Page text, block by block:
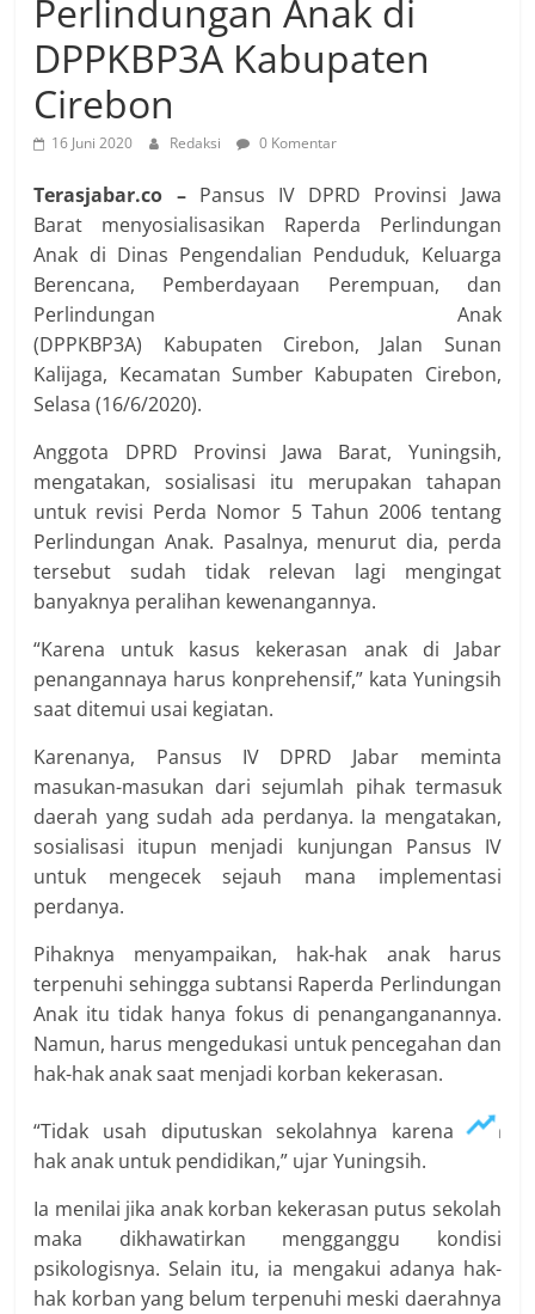
Perlindungan Anak di
DPPKBP3A Kabupaten
Cirebon
16 Juni 2020 Redaksi 0 Komentar
Terasjabar.co –Pansus IV DPRD Provinsi Jawa
Barat menyosialisasikan Raperda Perlindungan
Anak di Dinas Pengendalian Penduduk, Keluarga
Berencana, Pemberdayaan Perempuan, dan
Perlindungan Anak
(DPPKBP3A) Kabupaten Cirebon, Jalan Sunan
Kalijaga, Kecamatan Sumber Kabupaten Cirebon,
Selasa (16/6/2020).
Anggota DPRD Provinsi Jawa Barat, Yuningsih,
mengatakan, sosialisasi itu merupakan tahapan
untuk revisi Perda Nomor 5 Tahun 2006 tentang
Perlindungan Anak. Pasalnya, menurut dia, perda
tersebut sudah tidak relevan lagi mengingat
banyaknya peralihan kewenangannya.
“Karena untuk kasus kekerasan anak di Jabar
penangannaya harus konprehensif,” kata Yuningsih
saat ditemui usai kegiatan.
Karenanya, Pansus IV DPRD Jabar meminta
masukan-masukan dari sejumlah pihak termasuk
daerah yang sudah ada perdanya. Ia mengatakan,
sosialisasi itupun menjadi kunjungan Pansus IV
untuk mengecek sejauh mana implementasi
perdanya.
Pihaknya menyampaikan, hak-hak anak harus
terpenuhi sehingga subtansi Raperda Perlindungan
Anak itu tidak hanya fokus di penanganganannya.
Namun, harus mengedukasi untuk pencegahan dan
hak-hak anak saat menjadi korban kekerasan.
“Tidak usah diputuskan sekolahnya karena ada
hak anak untuk pendidikan,” ujar Yuningsih.
Ia menilai jika anak korban kekerasan putus sekolah
maka dikhawatirkan mengganggu kondisi
psikologisnya. Selain itu, ia mengakui adanya hak-
hak korban yang belum terpenuhi meski daerahnya